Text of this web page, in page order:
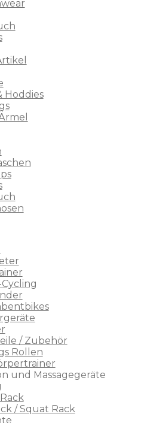
Hoddies
/ Zubehör
Rollen
und Massagegeräte
/ Squat Rack